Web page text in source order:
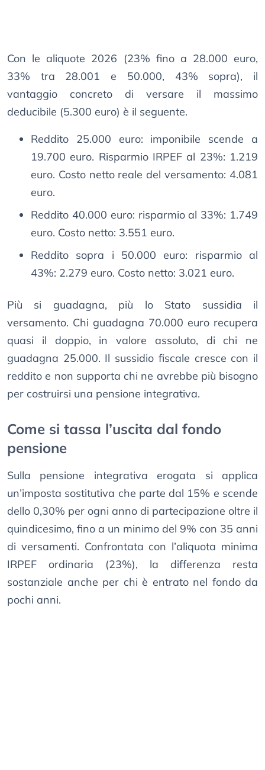
Con le aliquote 2026 (23% fino a 28.000 euro,
33% tra 28.001 e 50.000, 43% sopra), il
vantaggio concreto di versare il massimo
deducibile (5.300 euro) è il seguente.
Reddito 25.000 euro: imponibile scende a
19.700 euro. Risparmio IRPEF al 23%: 1.219
euro. Costo netto reale del versamento: 4.081
euro.
Reddito 40.000 euro: risparmio al 33%: 1.749
euro. Costo netto: 3.551 euro.
Reddito sopra i 50.000 euro: risparmio al
43%: 2.279 euro. Costo netto: 3.021 euro.
Più si guadagna, più lo Stato sussidia il
versamento. Chi guadagna 70.000 euro recupera
quasi il doppio, in valore assoluto, di chi ne
guadagna 25.000. Il sussidio fiscale cresce con il
reddito e non supporta chi ne avrebbe più bisogno
per costruirsi una pensione integrativa.
Come si tassa l’uscita dal fondo
pensione
Sulla pensione integrativa erogata si applica
un’imposta sostitutiva che parte dal 15% e scende
dello 0,30% per ogni anno di partecipazione oltre il
quindicesimo, fino a un minimo del 9% con 35 anni
di versamenti. Confrontata con l’aliquota minima
IRPEF ordinaria (23%), la differenza resta
sostanziale anche per chi è entrato nel fondo da
pochi anni.